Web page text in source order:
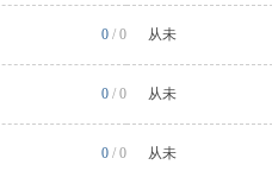
0 / 0 从未
0 / 0 从未
0 / 0 从未